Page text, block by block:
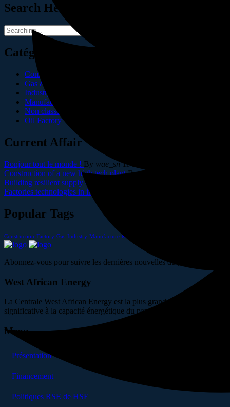
Search Here
Search
for:
Catégories
Company
Gas & Oil
Industry
Manufacture
Non classé
Oil Factory
Current Affair
Bonjour tout le monde ! By wae_sn11 août 2024
Construction of a new high tech plantBywae_sn
Building resilient supply chains for industries
Factories technologies in interactive and plants
Popular Tags
Construction Factory Gas Industry Manufacture Metallurgy
Abonnez-vous pour suivre les dernières nouvelles du projet West
West African Energy
La Centrale West African Energy est la plus grande centrale en
significative à la capacité énergétique du pays.
Menu
Présentation
Financement
Politiques RSE de HSE